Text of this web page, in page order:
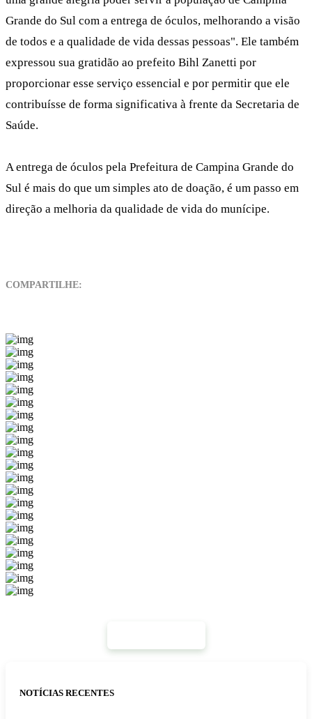
Grande do Sul com a entrega de óculos, melhorando a visão
de todos e a qualidade de vida dessas pessoas". Ele também
expressou sua gratidão ao prefeito Bihl Zanetti por
proporcionar esse serviço essencial e por permitir que ele
contribuísse de forma significativa à frente da Secretaria de
Saúde.
A entrega de óculos pela Prefeitura de Campina Grande do
Sul é mais do que um simples ato de doação, é um passo em
direção a melhoria da qualidade de vida do munícipe.
COMPARTILHE:
NOTÍCIAS RECENTES